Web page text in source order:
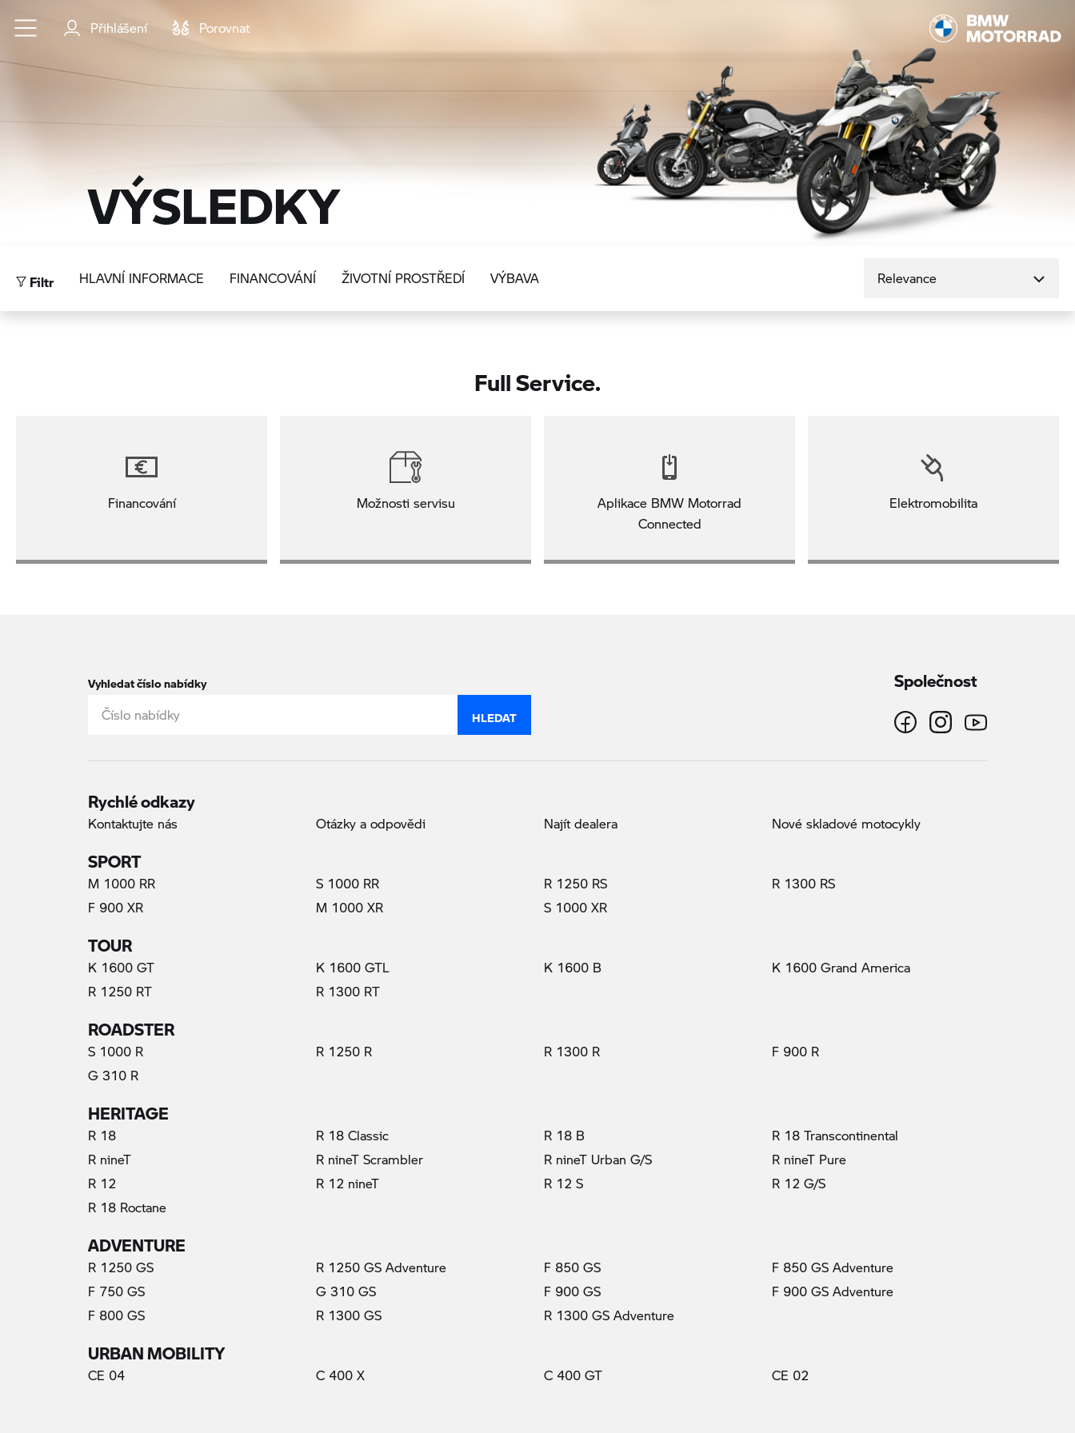
Přejít na hlavní obsah
Přihlášení Porovnat
VÝSLEDKY
Filtr HLAVNÍ INFORMACE FINANCOVÁNÍ ŽIVOTNÍ PROSTŘEDÍ VÝBAVA
Full Service.
Financování Možnosti servisu
Aplikace BMW Motorrad
Connected
Elektromobilita
Vyhledat číslo nabídky
HLEDAT
Společnost
Rychlé odkazy
Kontaktujte nás Otázky a odpovědi Najít dealera Nové skladové motocykly
SPORT
M 1000 RR S 1000 RR R 1250 RS
R 1300 RS
F 900 XR
M 1000 XR S 1000 XR
TOUR
K 1600 GT K 1600 GTL K 1600 B
K 1600 Grand America
R 1250 RT
R 1300 RT
ROADSTER
S 1000 R R 1250 R R 1300 R
F 900 R
G 310 R
HERITAGE
R 18 R 18 Classic R 18 B
R 18 Transcontinental
R nineT
R nineT Scrambler R nineT Urban G/S
R nineT Pure
R 12
R 12 nineT R 12 S
R 12 G/S
R 18 Roctane
ADVENTURE
R 1250 GS R 1250 GS Adventure F 850 GS
F 850 GS Adventure
F 750 GS
G 310 GS F 900 GS
F 900 GS Adventure
F 800 GS
R 1300 GS R 1300 GS Adventure
URBAN MOBILITY
CE 04 C 400 X C 400 GT CE 02